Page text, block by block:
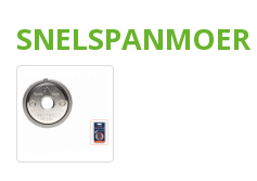
SNELSPANMOER